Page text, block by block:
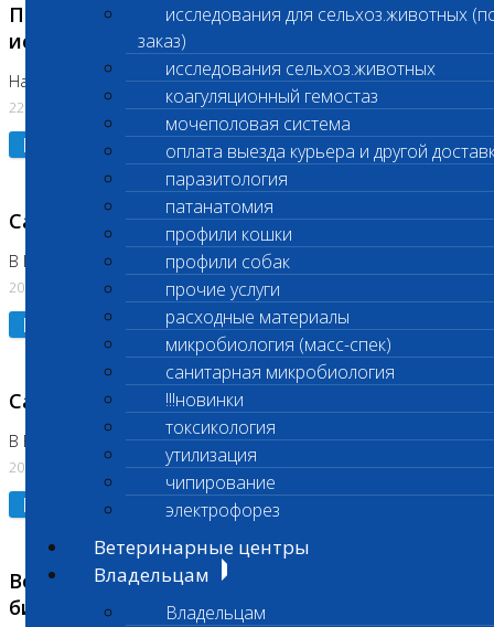
исследования для сельхоз.животных
заказ)
исследования сельхоз.животных
коагуляционный гемостаз
мочеполовая система
оплата выезда курьера и другой
паразитология
патанатомия
профили кошки
профили собак
прочие услуги
расходные материалы
микробиология (масс-спек)
санитарная микробиология
!!!новинки
токсикология
утилизация
чипирование
электрофорез
Ветеринарные центры
Владельцам
Владельцам
Приостановлено выполнение биохимических
исследований
На Нагорной. Код ( 123,310,309)
22.07.2026
Подробнее
Санитарные дни
В Коломне 24.07.2026 и 28.07.2026
20.07.2026
Подробнее
Санитарный день
В Бутово 21.07.2026
20.07.2026
Подробнее
Возобновлено выполнение срочных
биохимических исследований